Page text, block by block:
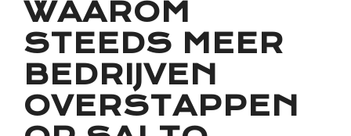
WAAROM
STEEDS MEER
BEDRIJVEN
OVERSTAPPEN